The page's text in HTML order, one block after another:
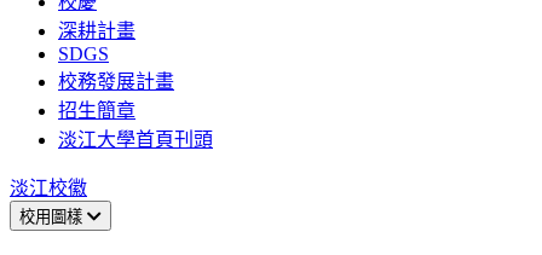
深耕計畫
SDGS
校務發展計畫
招生簡章
淡江大學首頁刊頭
淡江校徽
校用圖樣